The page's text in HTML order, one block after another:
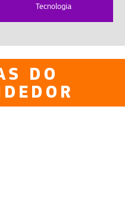
Tecnologia
DO